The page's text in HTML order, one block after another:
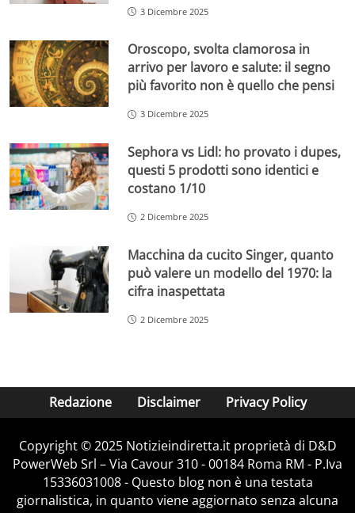
3 Dicembre 2025
Oroscopo, svolta clamorosa in
arrivo per lavoro e salute: il segno
più favorito non è quello che pensi
3 Dicembre 2025
Sephora vs Lidl: ho provato i dupes,
questi 5 prodotti sono identici e
costano 1/10
2 Dicembre 2025
Macchina da cucito Singer, quanto
può valere un modello del 1970: la
cifra inaspettata
2 Dicembre 2025
Redazione Disclaimer Privacy Policy
Copyright © 2025 Notizieindiretta.it proprietà di D&D
PowerWeb Srl – Via Cavour 310 - 00184 Roma RM - P.Iva
15336031008 - Questo blog non è una testata
giornalistica, in quanto viene aggiornato senza alcuna